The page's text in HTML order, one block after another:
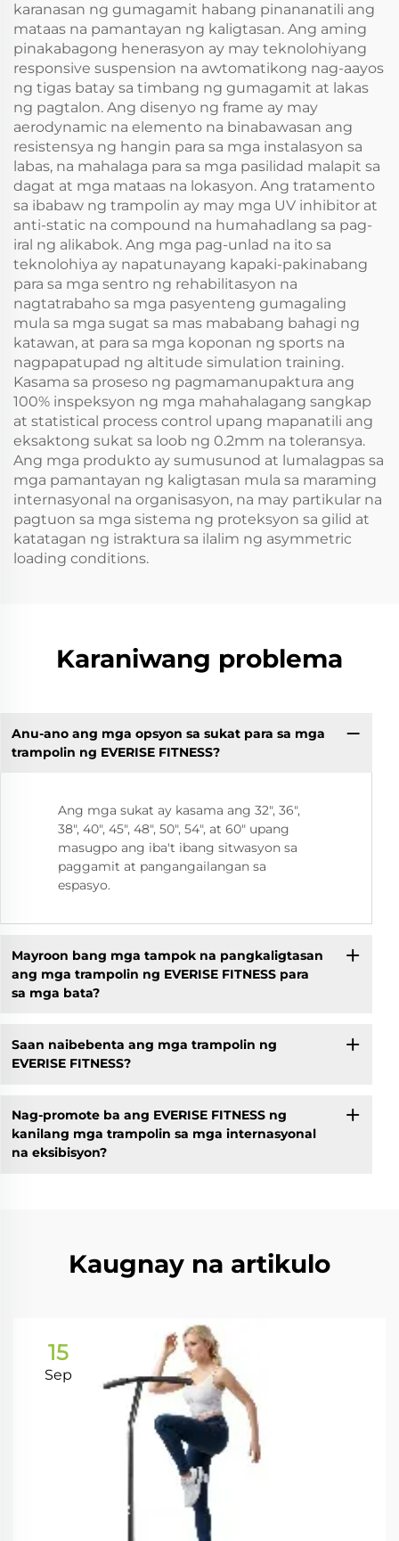
karanasan ng gumagamit habang pinananatili ang
mataas na pamantayan ng kaligtasan. Ang aming
pinakabagong henerasyon ay may teknolohiyang
responsive suspension na awtomatikong nag-aayos
ng tigas batay sa timbang ng gumagamit at lakas
ng pagtalon. Ang disenyo ng frame ay may
aerodynamic na elemento na binabawasan ang
resistensya ng hangin para sa mga instalasyon sa
labas, na mahalaga para sa mga pasilidad malapit sa
dagat at mga mataas na lokasyon. Ang tratamento
sa ibabaw ng trampolin ay may mga UV inhibitor at
anti-static na compound na humahadlang sa pag-
iral ng alikabok. Ang mga pag-unlad na ito sa
teknolohiya ay napatunayang kapaki-pakinabang
para sa mga sentro ng rehabilitasyon na
nagtatrabaho sa mga pasyenteng gumagaling
mula sa mga sugat sa mas mababang bahagi ng
katawan, at para sa mga koponan ng sports na
nagpapatupad ng altitude simulation training.
Kasama sa proseso ng pagmamanupaktura ang
100% inspeksyon ng mga mahahalagang sangkap
at statistical process control upang mapanatili ang
eksaktong sukat sa loob ng 0.2mm na toleransya.
Ang mga produkto ay sumusunod at lumalagpas sa
mga pamantayan ng kaligtasan mula sa maraming
internasyonal na organisasyon, na may partikular na
pagtuon sa mga sistema ng proteksyon sa gilid at
katatagan ng istraktura sa ilalim ng asymmetric
loading conditions.
Karaniwang problema
Anu-ano ang mga opsyon sa sukat para sa mga
trampolin ng EVERISE FITNESS?
Ang mga sukat ay kasama ang 32", 36",
38", 40", 45", 48", 50", 54", at 60" upang
masugpo ang iba't ibang sitwasyon sa
paggamit at pangangailangan sa
espasyo.
Mayroon bang mga tampok na pangkaligtasan
ang mga trampolin ng EVERISE FITNESS para
sa mga bata?
Saan naibebenta ang mga trampolin ng
EVERISE FITNESS?
Nag-promote ba ang EVERISE FITNESS ng
kanilang mga trampolin sa mga internasyonal
na eksibisyon?
Kaugnay na artikulo
15
Sep